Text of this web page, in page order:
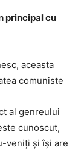
principal cu
aceasta
comuniste
al genreului
cunoscut,
veniți și își are